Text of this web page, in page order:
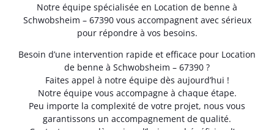
Notre équipe spécialisée en Location de benne à
Schwobsheim – 67390 vous accompagnent avec sérieux
pour répondre à vos besoins.
Besoin d’une intervention rapide et efficace pour Location
de benne à Schwobsheim – 67390 ?
Faites appel à notre équipe dès aujourd’hui !
Notre équipe vous accompagne à chaque étape.
Peu importe la complexité de votre projet, nous vous
garantissons un accompagnement de qualité.